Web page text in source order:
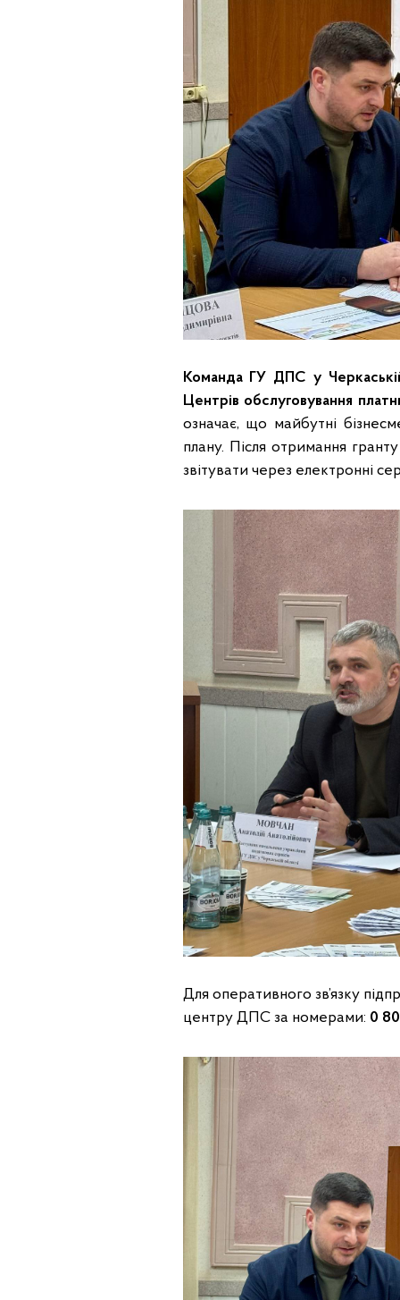
Команда ГУ ДПС у Черкаській
Центрів обслуговування
означає, що майбутні
плану. Після отримання
звітувати через електронні
Для оперативного зв’язку
центру ДПС за номерами: 0